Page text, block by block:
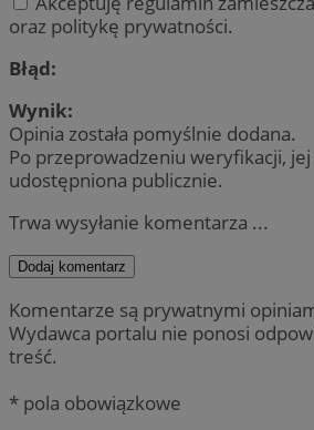
oraz politykę prywatności.
Błąd:
Wynik:
Opinia została pomyślnie dodana.
Po przeprowadzeniu weryfikacji,
udostępniona publicznie.
Trwa wysyłanie komentarza ...
Dodaj komentarz
Komentarze są prywatnymi
Wydawca portalu nie ponosi
treść.
* pola obowiązkowe